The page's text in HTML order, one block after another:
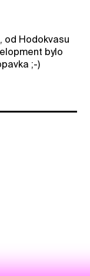
od Hodokvasu
bylo
;-)